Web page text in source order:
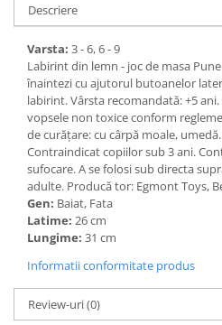
Descriere
Varsta: 3 - 6, 6 - 9
Labirint din lemn - joc de masa
înaintezi cu ajutorul butoanelor
labirint. Vârsta recomandată: +5
vopsele non toxice conform
de curățare: cu cârpă moale, umedă.
Contraindicat copiilor sub 3 ani.
sufocare. A se folosi sub directa
adulte. Producă tor: Egmont Toys,
Gen: Baiat, Fata
Latime: 26 cm
Lungime: 31 cm
Informatii conformitate produs
Review-uri(0)